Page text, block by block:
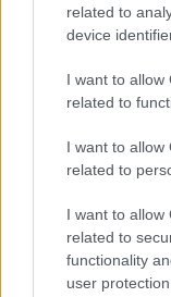
related to
device
I want to allow
related to
I want to allow
related to
I want to allow
related to
functionality
user protection.
Continua a
NERD NEWS